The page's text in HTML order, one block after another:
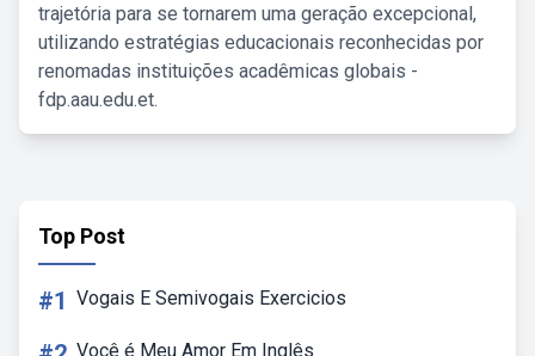
trajetória para se tornarem uma geração excepcional,
utilizando estratégias educacionais reconhecidas por
renomadas instituições acadêmicas globais -
fdp.aau.edu.et.
Top Post
#1 Vogais E Semivogais Exercicios
Você é Meu Amor Em Inglês